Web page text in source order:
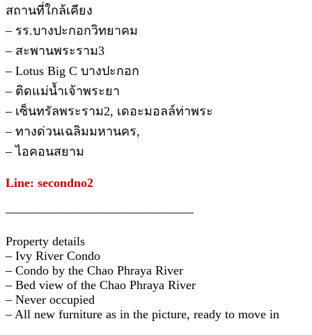
สถานที่ใกล้เคียง
– รร.บางปะกอกวิทยาคม
– สะพานพระราม3
– Lotus Big C บางปะกอก
– ติดแม่น้ำเจ้าพระยา
– เซ็นทรัลพระราม2, เดอะมอลล์ท่าพระ
– ทางด่วนเฉลิมมหานคร,
– ไอคอนสยาม
Line: secondno2
———————————————
Property details
– Ivy River Condo
– Condo by the Chao Phraya River
– Bed view of the Chao Phraya River
– Never occupied
– All new furniture as in the picture, ready to move in